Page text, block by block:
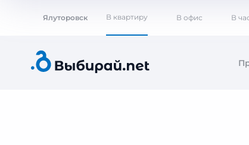
Ялуторовск В квартиру В офис В